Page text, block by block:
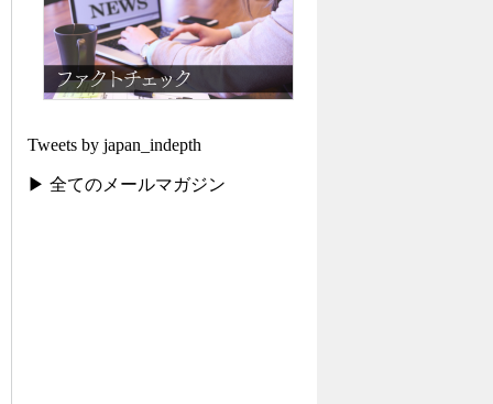
Tweets by japan_indepth
▶ 全てのメールマガジン